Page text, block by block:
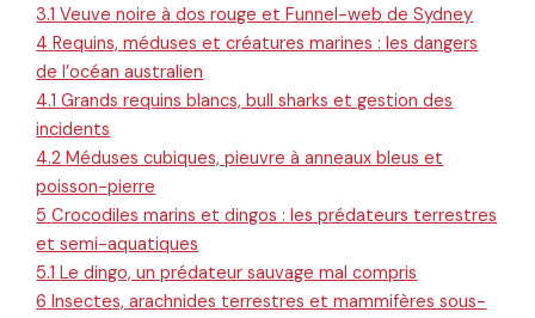
3.1 Veuve noire à dos rouge et Funnel-web de Sydney
4 Requins, méduses et créatures marines : les dangers
de l’océan australien
4.1 Grands requins blancs, bull sharks et gestion des
incidents
4.2 Méduses cubiques, pieuvre à anneaux bleus et
poisson-pierre
5 Crocodiles marins et dingos : les prédateurs terrestres
et semi-aquatiques
5.1 Le dingo, un prédateur sauvage mal compris
6 Insectes, arachnides terrestres et mammifères sous-